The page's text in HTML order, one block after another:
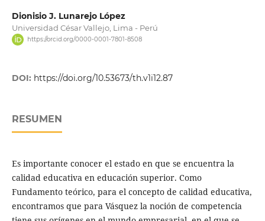
Dionisio J. Lunarejo López
Universidad César Vallejo, Lima - Perú
https://orcid.org/0000-0001-7801-8508
DOI: https://doi.org/10.53673/th.v1i12.87
RESUMEN
Es importante conocer el estado en que se encuentra la
calidad educativa en educación superior. Como
Fundamento teórico, para el concepto de calidad educativa,
encontramos que para Vásquez la noción de competencia